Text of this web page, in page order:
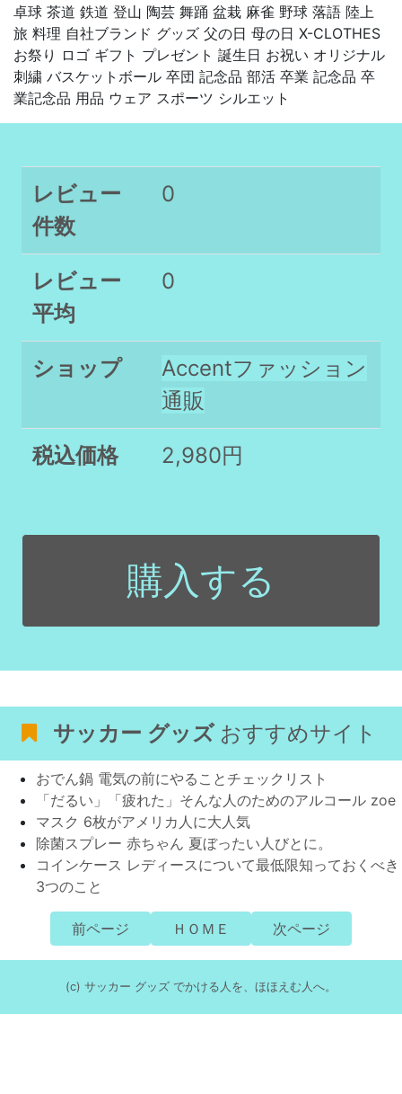
卓球 茶道 鉄道 登山 陶芸 舞踊 盆栽 麻雀 野球 落語 陸上
旅 料理 自社ブランド グッズ 父の日 母の日 X-CLOTHES
お祭り ロゴ ギフト プレゼント 誕生日 お祝い オリジナル
刺繍 バスケットボール 卒団 記念品 部活 卒業 記念品 卒
業記念品 用品 ウェア スポーツ シルエット
レビュー
件数
0
レビュー
平均
0
ショップ
Accentファッション
通販
税込価格 2,980円
購入する
サッカー グッズおすすめサイト
おでん鍋 電気の前にやることチェックリスト
「だるい」「疲れた」そんな人のためのアルコール zoe
マスク 6枚がアメリカ人に大人気
除菌スプレー 赤ちゃん 夏ぼったい人びとに。
コインケース レディースについて最低限知っておくべき
3つのこと
前ページ ＨＯＭＥ 次ページ
(c) サッカー グッズ でかける人を、ほほえむ人へ。